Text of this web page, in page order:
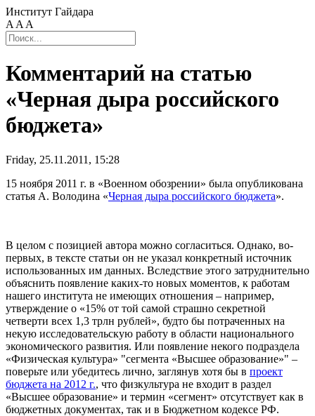
Институт Гайдара
A A A
Комментарий на статью
«Черная дыра российского
бюджета»
Friday, 25.11.2011, 15:28
15 ноября 2011 г. в «Военном обозрении» была опубликована
статья А. Володина «Черная дыра российского бюджета».
В целом с позицией автора можно согласиться. Однако, во-
первых, в тексте статьи он не указал конкретный источник
использованных им данных. Вследствие этого затруднительно
объяснить появление каких-то новых моментов, к работам
нашего института не имеющих отношения – например,
утверждение о «15% от той самой страшно секретной
четверти всех 1,3 трлн рублей», будто бы потраченных на
некую исследовательскую работу в области национального
экономического развития. Или появление некого подраздела
«Физическая культура» "сегмента «Высшее образование»" –
поверьте или убедитесь лично, заглянув хотя бы в проект
бюджета на 2012 г., что физкультура не входит в раздел
«Высшее образование» и термин «сегмент» отсутствует как в
бюджетных документах, так и в Бюджетном кодексе РФ.